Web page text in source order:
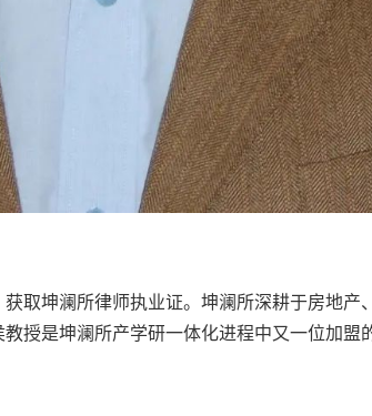
取坤澜所律师执业证。坤澜所深耕于房地产
授是坤澜所产学研一体化进程中又一位加盟